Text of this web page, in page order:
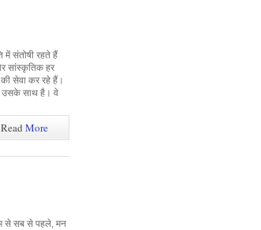
में संतोषी रहते हैं
सांस्कृतिक हर
सेवा कर रहे हैं।
उसके साथ है। वे
ReadMore
से सब से पहले, मन